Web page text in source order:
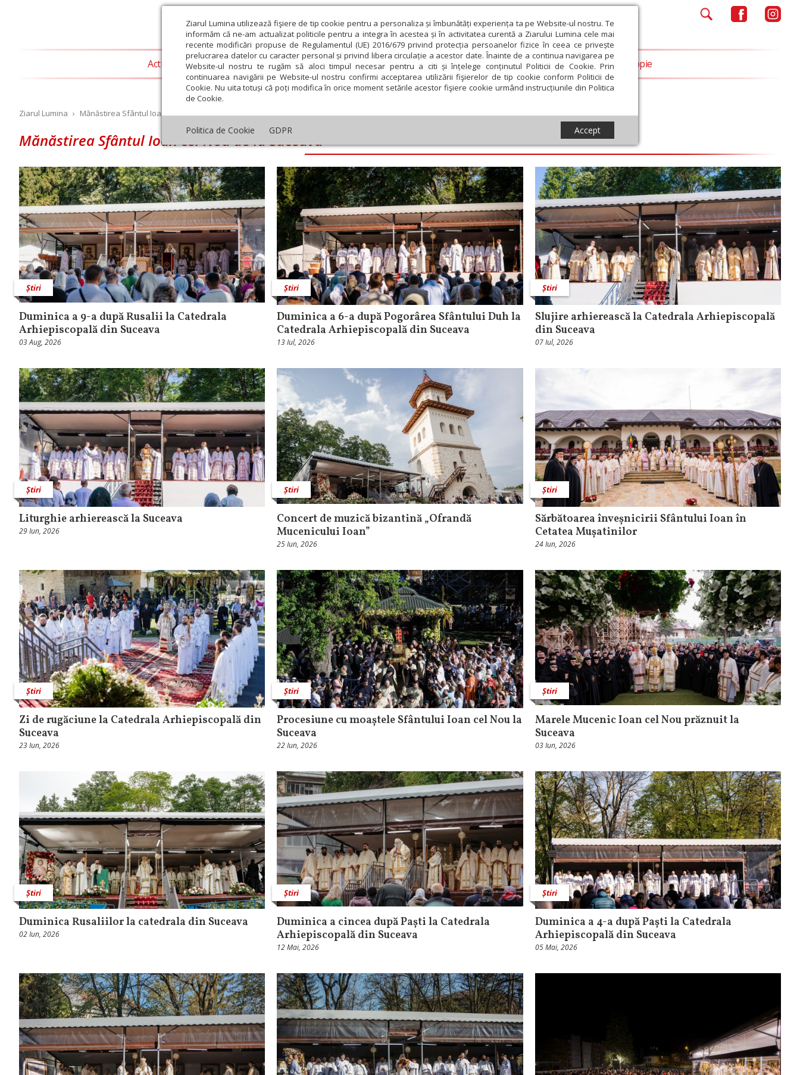
Ziarul Lumina utilizează fişiere de tip cookie pentru a personaliza și îmbunătăți experiența ta pe Website-ul nostru. Te
informăm că ne-am actualizat politicile pentru a integra în acestea și în activitatea curentă a Ziarului Lumina cele mai
recente modificări propuse de Regulamentul (UE) 2016/679 privind protecția persoanelor fizice în ceea ce privește
prelucrarea datelor cu caracter personal și privind libera circulație a acestor date. Înainte de a continua navigarea pe
Website-ul nostru te rugăm să aloci timpul necesar pentru a citi și înțelege conținutul Politicii de Cookie. Prin
continuarea navigării pe Website-ul nostru confirmi acceptarea utilizării fişierelor de tip cookie conform Politicii de
Cookie. Nu uita totuși că poți modifica în orice moment setările acestor fişiere cookie urmând instrucțiunile din Politica
de Cookie.
Politica de Cookie GDPR Accept
Actualitate religioasă Teologie și spiritualitate Educaţie și Cultură Societate Opinii Filantropie
Ziarul Lumina › Mănăstirea Sfântul Ioan cel Nou de la Suceava
Mănăstirea Sfântul Ioan cel Nou de la Suceava
Știri
Duminica a 9-a după Rusalii la Catedrala
Arhiepiscopală din Suceava
03 Aug, 2026
Știri
Duminica a 6-a după Pogorârea Sfântului Duh la
Catedrala Arhiepiscopală din Suceava
13 Iul, 2026
Știri
Slujire arhierească la Catedrala Arhiepiscopală
din Suceava
07 Iul, 2026
Știri
Liturghie arhierească la Suceava
29 Iun, 2026
Știri
Concert de muzică bizantină „Ofrandă
Mucenicului Ioan”
25 Iun, 2026
Știri
Sărbătoarea înveșnicirii Sfântului Ioan în
Cetatea Mușatinilor
24 Iun, 2026
Știri
Zi de rugăciune la Catedrala Arhiepiscopală din
Suceava
23 Iun, 2026
Știri
Procesiune cu moaștele Sfântului Ioan cel Nou la
Suceava
22 Iun, 2026
Știri
Marele Mucenic Ioan cel Nou prăznuit la
Suceava
03 Iun, 2026
Știri
Duminica Rusaliilor la catedrala din Suceava
02 Iun, 2026
Știri
Duminica a cincea după Paști la Catedrala
Arhiepiscopală din Suceava
12 Mai, 2026
Știri
Duminica a 4-a după Paști la Catedrala
Arhiepiscopală din Suceava
05 Mai, 2026